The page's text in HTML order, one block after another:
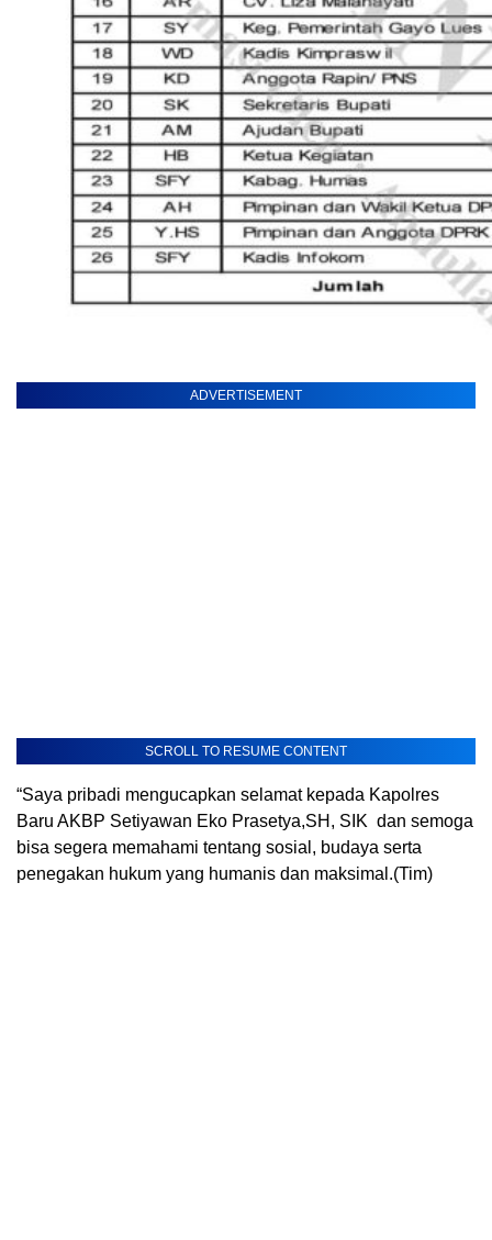
ADVERTISEMENT
SCROLL TO RESUME CONTENT
“Saya pribadi mengucapkan selamat kepada Kapolres
Baru AKBP Setiyawan Eko Prasetya,SH, SIK dan semoga
bisa segera memahami tentang sosial, budaya serta
penegakan hukum yang humanis dan maksimal.(Tim)